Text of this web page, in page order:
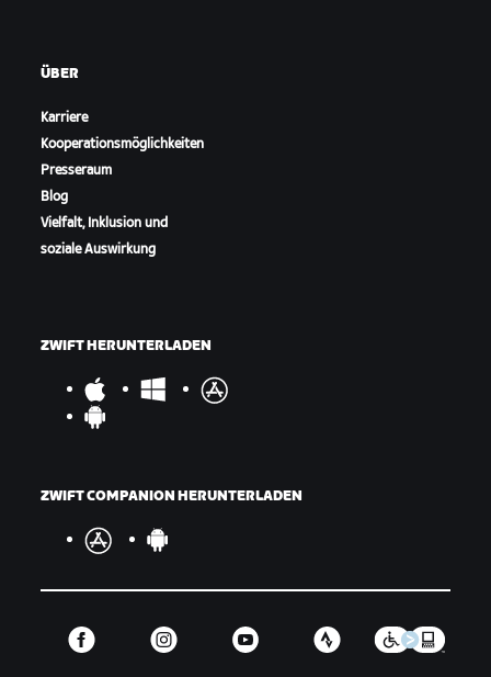
ÜBER
Karriere
Kooperationsmöglichkeiten
Presseraum
Blog
Vielfalt, Inklusion und
soziale Auswirkung
ZWIFT HERUNTERLADEN
ZWIFT COMPANION HERUNTERLADEN